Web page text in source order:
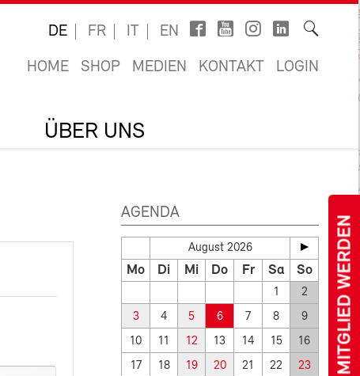
MITGLIED WERDEN
DE FR IT EN
HOME SHOP MEDIEN KONTAKT LOGIN
ÜBER UNS
AGENDA
August 2026
Mo Di Mi Do Fr Sa So
1 2
3 4 5 6 7 8 9
10 11 12 13 14 15 16
17 18 19 20 21 22 23